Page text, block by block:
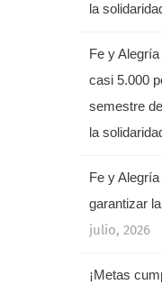
la
Fe y
casi 5.000
semestre
la
Fe y
garantizar
julio, 2026
¡Metas